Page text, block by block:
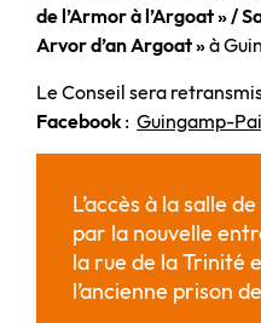
de l’Armor à l’Argoat » /
Arvor d’an Argoat »à
Le Conseil sera
Facebook : Guingamp-
L’accès à la salle
par la nouvelle
la rue de la Trinité
l’ancienne prison